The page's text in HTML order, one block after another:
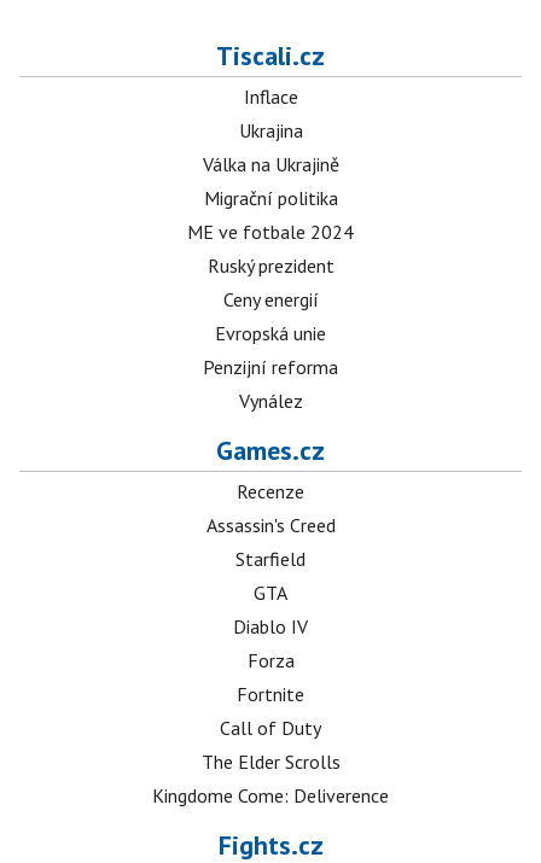
Tiscali.cz
Inflace
Ukrajina
Válka na Ukrajině
Migrační politika
ME ve fotbale 2024
Ruský prezident
Ceny energií
Evropská unie
Penzijní reforma
Vynález
Games.cz
Recenze
Assassin's Creed
Starfield
GTA
Diablo IV
Forza
Fortnite
Call of Duty
The Elder Scrolls
Kingdome Come: Deliverence
Fights.cz